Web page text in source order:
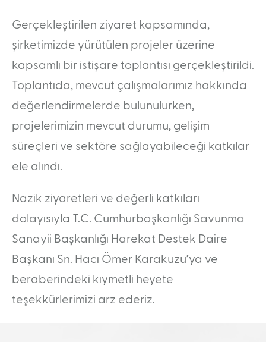
Gerçekleştirilen ziyaret kapsamında,
şirketimizde yürütülen projeler üzerine
kapsamlı bir istişare toplantısı gerçekleştirildi.
Toplantıda, mevcut çalışmalarımız hakkında
değerlendirmelerde bulunulurken,
projelerimizin mevcut durumu, gelişim
süreçleri ve sektöre sağlayabileceği katkılar
ele alındı.
Nazik ziyaretleri ve değerli katkıları
dolayısıyla T.C. Cumhurbaşkanlığı Savunma
Sanayii Başkanlığı Harekat Destek Daire
Başkanı Sn. Hacı Ömer Karakuzu’ya ve
beraberindeki kıymetli heyete
teşekkürlerimizi arz ederiz.